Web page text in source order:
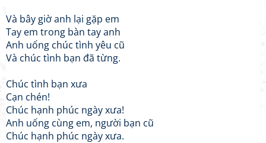
Và bây giờ anh lại gặp em
Tay em trong bàn tay anh
Anh uống chúc tình yêu cũ
Và chúc tình bạn đã từng.
Chúc tình bạn xưa
Cạn chén!
Chúc hạnh phúc ngày xưa!
Anh uống cùng em, người bạn cũ
Chúc hạnh phúc ngày xưa.